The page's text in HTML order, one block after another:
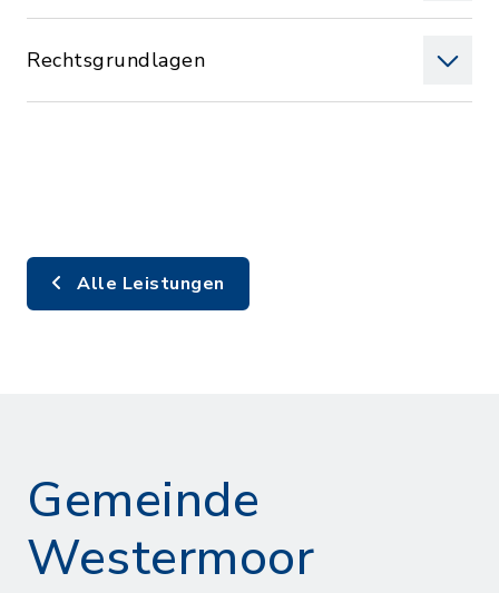
Rechtsgrundlagen
Alle Leistungen
Gemeinde
Westermoor